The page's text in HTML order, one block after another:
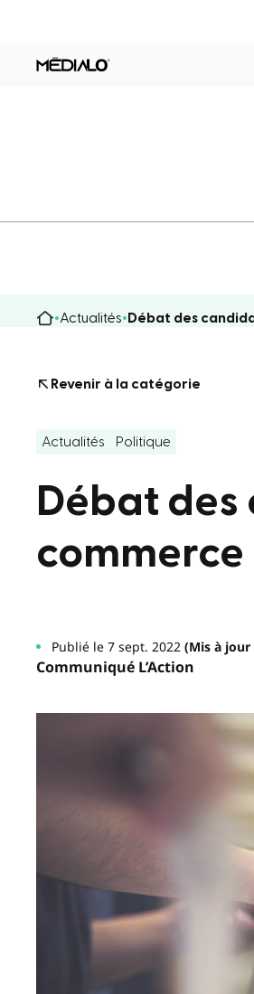
Actualités Débat des
Revenir à la catégorie
Actualités Politique
Débat
Publié le 7 sept. 2022 (Mis à jour
Communiqué L’Action